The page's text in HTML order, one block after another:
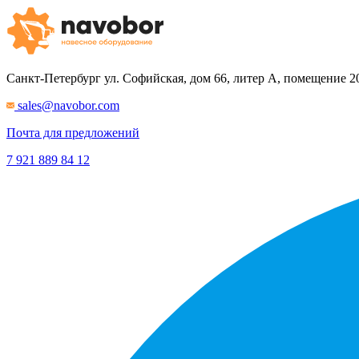
Санкт-Петербург ул. Софийская, дом 66, литер А, помещение
sales@navobor.com
Почта для предложений
7 921 889 84 12